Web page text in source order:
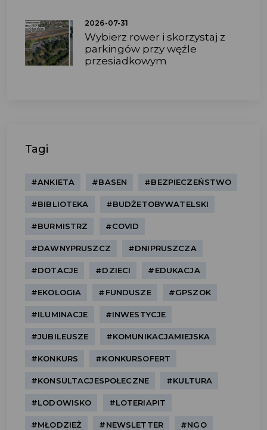
2026-07-31
Wybierz rower i skorzystaj z
parkingów przy węźle
przesiadkowym
Tagi
#ANKIETA #BASEN #BEZPIECZEŃSTWO
#BIBLIOTEKA #BUDŻETOBYWATELSKI
#BURMISTRZ #COVID
#DAWNYPRUSZCZ #DNIPRUSZCZA
#DOTACJE #DZIECI #EDUKACJA
#EKOLOGIA #FUNDUSZE #GPSZOK
#ILUMINACJE #INWESTYCJE
#JUBILEUSZE #KOMUNIKACJAMIEJSKA
#KONKURS #KONKURSOFERT
#KONSULTACJESPOŁECZNE #KULTURA
#LODOWISKO #LOTERIAPIT
#MŁODZIEŻ #NEWSLETTER #NGO